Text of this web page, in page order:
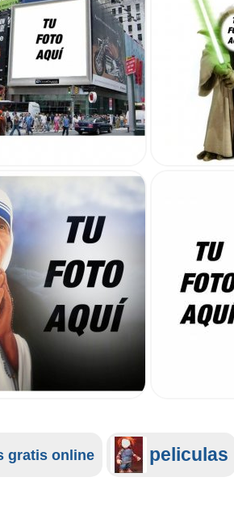
gratis online peliculas